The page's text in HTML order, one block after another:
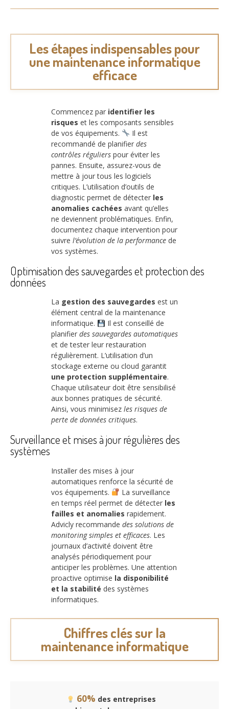
Les étapes indispensables pour
une maintenance informatique
efficace
Commencez par identifier les
risques et les composants sensibles
de vos équipements.
Il est
recommandé de planifier des
contrôles réguliers pour éviter les
pannes. Ensuite, assurez-vous de
mettre à jour tous les logiciels
critiques. L’utilisation d’outils de
diagnostic permet de détecter les
anomalies cachées avant qu’elles
ne deviennent problématiques. Enfin,
documentez chaque intervention pour
suivre l’évolution de la performance de
vos systèmes.
Optimisation des sauvegardes et protection des
données
La gestion des sauvegardes est un
élément central de la maintenance
informatique.
Il est conseillé de
planifier des sauvegardes automatiques
et de tester leur restauration
régulièrement. L’utilisation d’un
stockage externe ou cloud garantit
une protection supplémentaire.
Chaque utilisateur doit être sensibilisé
aux bonnes pratiques de sécurité.
Ainsi, vous minimisez les risques de
perte de données critiques.
Surveillance et mises à jour régulières des
systèmes
Installer des mises à jour
automatiques renforce la sécurité de
vos équipements.
La surveillance
en temps réel permet de détecter les
failles et anomalies rapidement.
Advicly recommande des solutions de
monitoring simples et efficaces. Les
journaux d’activité doivent être
analysés périodiquement pour
anticiper les problèmes. Une attention
proactive optimise la disponibilité
et la stabilité des systèmes
informatiques.
Chiffres clés sur la
maintenance informatique
60% des entreprises